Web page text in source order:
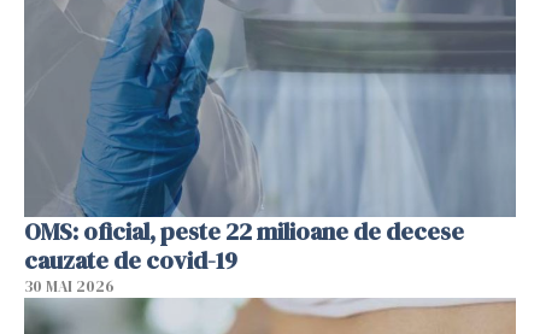
OMS: oficial, peste 22 milioane de decese
cauzate de covid-19
30 MAI 2026